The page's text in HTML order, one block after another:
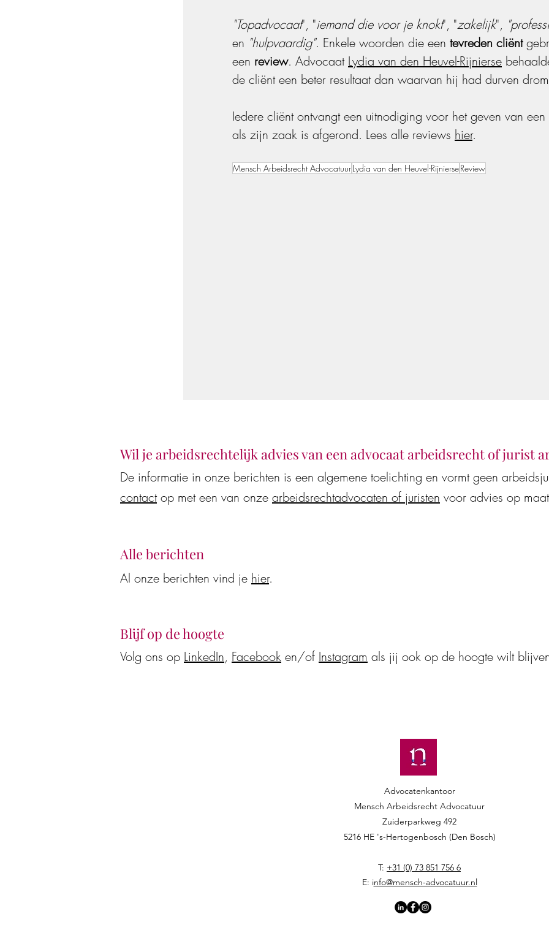
"Topadvocaat", "iemand die voor je knokt", "zakelijk",
en "hulpvaardig". Enkele woorden die een tevreden cliënt
een review. Advocaat Lydia van den Heuvel-Rijnierse
de cliënt een beter resultaat dan waarvan hij had durven
Iedere cliënt ontvangt een uitnodiging voor het geven van
als zijn zaak is afgerond. Lees alle reviews hier.
Mensch Arbeidsrecht AdvocatuurLydia van den Heuvel-RijnierseReview
Een nieuwe jas
De Vestingloop 2026
Wil je arbeidsrechtelijk advies van een advocaat arbeidsrecht of jurist
De informatie in onze berichten is een algemene toelichting en vormt geen
contactop met een van onze arbeidsrechtadvocaten of juristen voor advies op
Alle berichten
Al onze berichten vind je hier.
Blijf op de hoogte
Volg ons op LinkedIn, Facebook en/of Instagram als jij ook op de hoogte wilt
Advocatenkantoor
Mensch Arbeidsrecht Advocatuur​​
Zuiderparkweg 492
5216 HE 's-Hertogenbosch (Den Bosch)
T: +31 (0) 73 851 756 6
E: info@mensch-advocatuur.nl